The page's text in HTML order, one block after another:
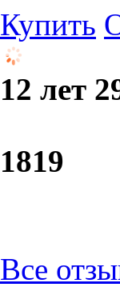
Купить
12 лет
1819
Все